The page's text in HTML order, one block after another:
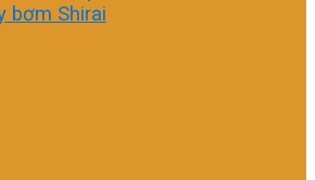
bơm Shirai